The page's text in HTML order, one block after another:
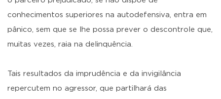
conhecimentos superiores na autodefensiva, entra em
pânico, sem que se lhe possa prever o descontrole que,
muitas vezes, raia na delinquência.
Tais resultados da imprudência e da invigilância
repercutem no agressor, que partilhará das